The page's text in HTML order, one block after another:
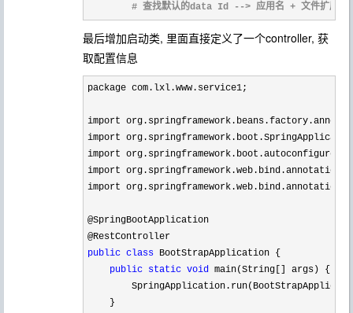
# 查找默认的data Id
--> 应用名 + 文件扩展
最后增加启动类, 里面直接定义了一个controller, 获
取配置信息
package com.lxl.www.service1;
import
import
import
import
import
@SpringBootApplication
public class BootStrapApplication {
public static void main(String[] args) {
    }